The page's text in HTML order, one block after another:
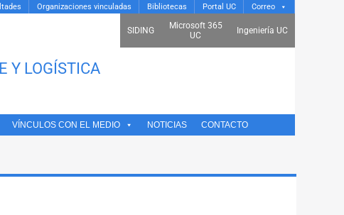
Organizaciones vinculadas Bibliotecas Portal UC Correo
SIDING
Microsoft 365
UC
Ingeniería UC
Y LOGÍSTICA
VÍNCULOS CON EL MEDIO NOTICIAS CONTACTO